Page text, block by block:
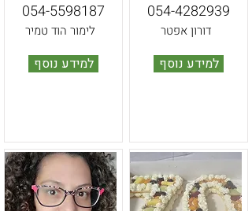
054-4282939
דורון אפטר
למידע נוסף
054-5598187
לימור הוד טמיר
למידע נוסף